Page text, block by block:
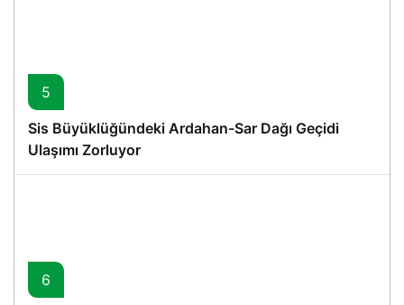
5
Sis Büyüklüğündeki Ardahan-Sar Dağı Geçidi
Ulaşımı Zorluyor
6